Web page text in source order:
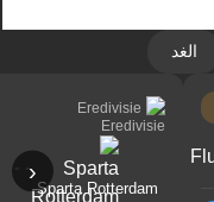
الغد
‹
Eredivisie
Sparta Rotterdam
- -